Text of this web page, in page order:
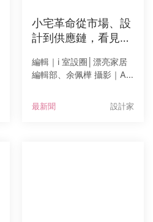
小宅革命從市場、設
計到供應鏈，看見住
編輯｜i 室設圈│漂亮家居
編輯部、余佩樺 攝影｜Am
博覽會原訂於7月11日舉
行，因應巴威颱風影響，
最新聞 設計家